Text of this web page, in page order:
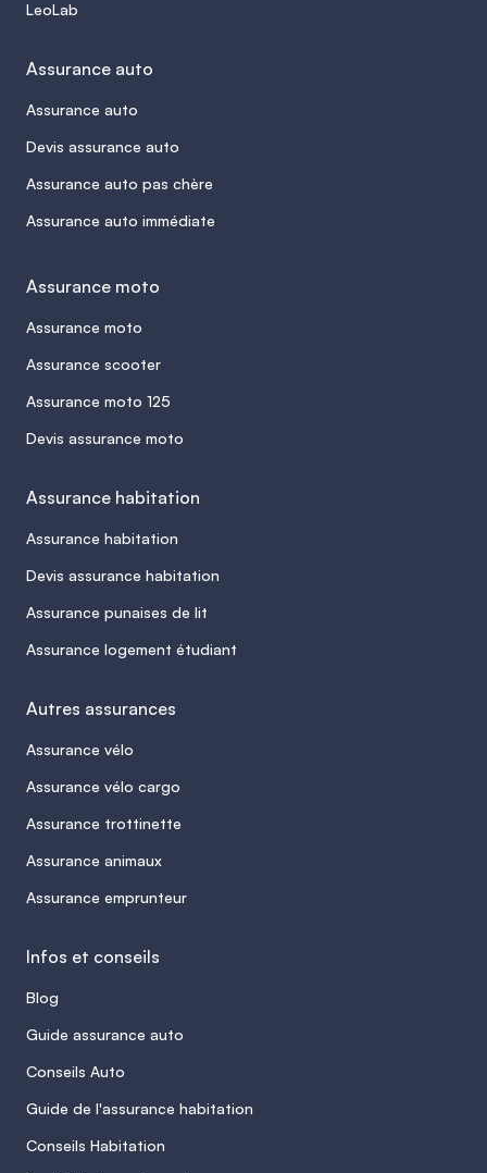
LeoLab
Assurance auto
Assurance auto
Devis assurance auto
Assurance auto pas chère
Assurance auto immédiate
Assurance moto
Assurance moto
Assurance scooter
Assurance moto 125
Devis assurance moto
Assurance habitation
Assurance habitation
Devis assurance habitation
Assurance punaises de lit
Assurance logement étudiant
Autres assurances
Assurance vélo
Assurance vélo cargo
Assurance trottinette
Assurance animaux
Assurance emprunteur
Infos et conseils
Blog
Guide assurance auto
Conseils Auto
Guide de l'assurance habitation
Conseils Habitation